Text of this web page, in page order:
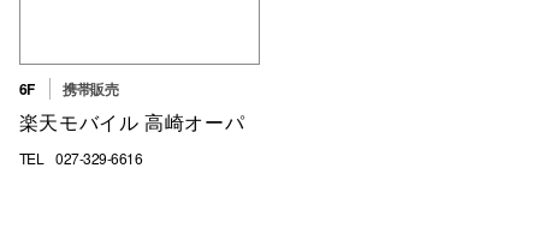
6F 携帯販売
楽天モバイル 高崎オーパ
TEL 027-329-6616